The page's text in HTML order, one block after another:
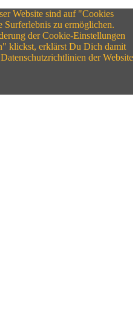
Website sind auf "Cookies
Surferlebnis zu ermöglichen.
der Cookie-Einstellungen
klickst, erklärst Du Dich damit
der Website